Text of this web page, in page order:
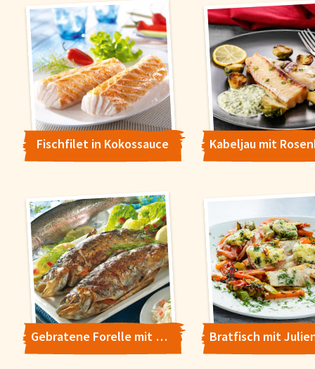
Fischfilet in Kokossauce
Gebratene Forelle mit Blattspinat